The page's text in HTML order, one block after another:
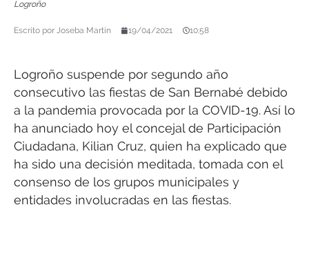
Logroño
Escrito por Joseba Martín 19/04/2021 10:58
Logroño suspende por segundo año
consecutivo las fiestas de San Bernabé debido
a la pandemia provocada por la COVID-19. Así lo
ha anunciado hoy el concejal de Participación
Ciudadana, Kilian Cruz, quien ha explicado que
ha sido una decisión meditada, tomada con el
consenso de los grupos municipales y
entidades involucradas en las fiestas.